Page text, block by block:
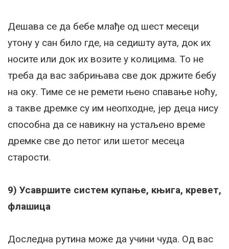
Дешава се да бебе млађе од шест месеци
утону у сан било где, на седишту аута, док их
носите или док их возите у колицима. То не
треба да вас забрињава све док држите бебу
на оку. Тиме се не ремети њено спавање ноћу,
а такве дремке су им неопходне, јер деца нису
способна да се навикну на устаљено време
дремке све до петог или шетог месеца
старости.
9) Усавршите систем купање, књига, кревет,
флашица
Доследна рутина може да учини чуда. Од вас